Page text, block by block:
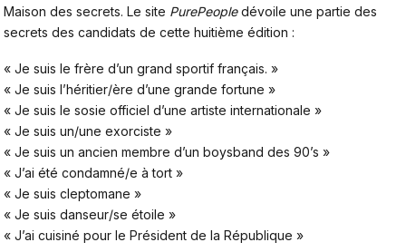
Maison des secrets. Le site PurePeopledévoile une partie des
secrets des candidats de cette huitième édition :
« Je suis le frère d’un grand sportif français. »
« Je suis l’héritier/ère d’une grande fortune »
« Je suis le sosie officiel d’une artiste internationale »
« Je suis un/une exorciste »
« Je suis un ancien membre d’un boysband des 90’s »
« J’ai été condamné/e à tort »
« Je suis cleptomane »
« Je suis danseur/se étoile »
« J’ai cuisiné pour le Président de la République »